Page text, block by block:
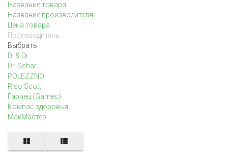
Название товара
Название производителя
Цена товара
Производитель:
Выбрать
Di & Di
Dr. Schär
POLEZZNO
Riso Scotti
Гарнец (Garnec)
Компас здоровья
МакМастер